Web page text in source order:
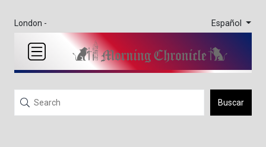
London - Español
Buscar